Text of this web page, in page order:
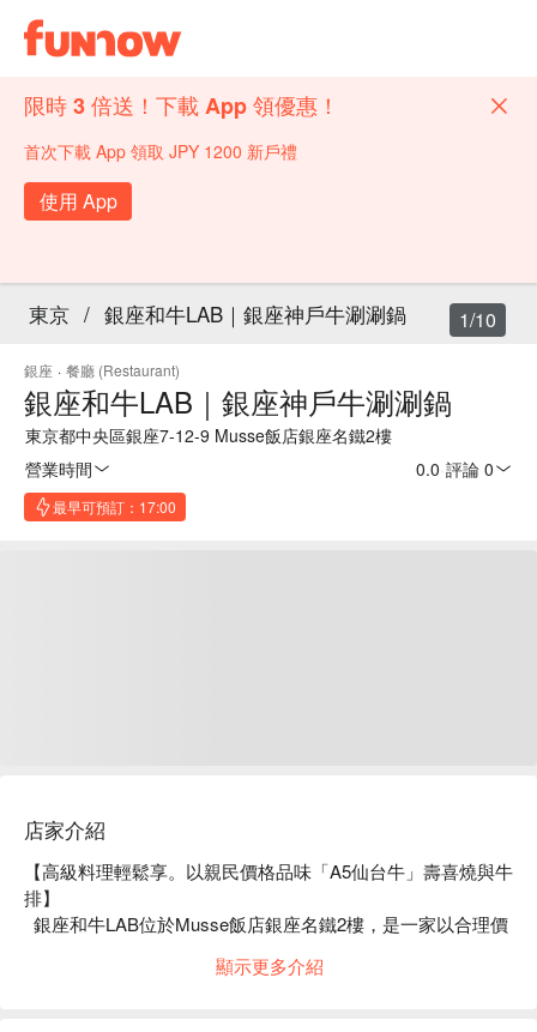
限時 3 倍送！下載 App 領優惠！
首次下載 App 領取 JPY 1200 新戶禮
使用 App
東京 / 銀座和牛LAB｜銀座神戶牛涮涮鍋
銀座 · 餐廳 (Restaurant)
銀座和牛LAB｜銀座神戶牛涮涮鍋
東京都中央區銀座7-12-9 Musse飯店銀座名鐵2樓
營業時間
0.0 評論 0
最早可預訂：17:00
1/10
店家介紹
【高級料理輕鬆享。以親民價格品味「A5仙台牛」壽喜燒與牛
排】
肋眼部位，搭配吸收醬汁的蔬菜與濃郁雞蛋，呈現極致風味。
顯示更多介紹